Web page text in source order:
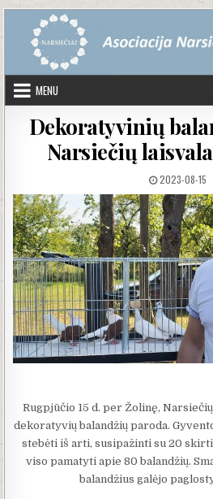
Skip to content
MENU
Dekoratyvinių
Narsiečių
PUBLISHED
2023-08-15
Rugpjūčio 15 d. per Žolinę,
dekoratyvių balandžių paroda.
stebėti iš arti, susipažinti su 20
viso pamatyti apie 80 balandžių.
balandžius galėjo